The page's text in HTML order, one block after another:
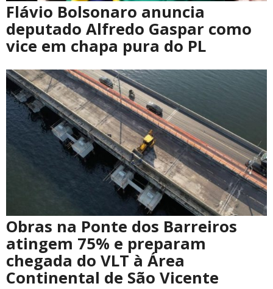
Flávio Bolsonaro anuncia
deputado Alfredo Gaspar como
vice em chapa pura do PL
Obras na Ponte dos Barreiros
atingem 75% e preparam
chegada do VLT à Área
Continental de São Vicente